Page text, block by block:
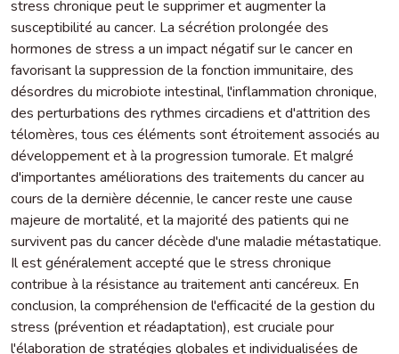
stress chronique peut le supprimer et augmenter la
susceptibilité au cancer. La sécrétion prolongée des
hormones de stress a un impact négatif sur le cancer en
favorisant la suppression de la fonction immunitaire, des
désordres du microbiote intestinal, l'inflammation chronique,
des perturbations des rythmes circadiens et d'attrition des
télomères, tous ces éléments sont étroitement associés au
développement et à la progression tumorale. Et malgré
d'importantes améliorations des traitements du cancer au
cours de la dernière décennie, le cancer reste une cause
majeure de mortalité, et la majorité des patients qui ne
survivent pas du cancer décède d'une maladie métastatique.
Il est généralement accepté que le stress chronique
contribue à la résistance au traitement anti cancéreux. En
conclusion, la compréhension de l'efficacité de la gestion du
stress (prévention et réadaptation), est cruciale pour
l'élaboration de stratégies globales et individualisées de